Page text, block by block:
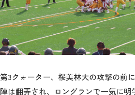
第3クォーター、桜美林大の攻撃の前
陣は翻弄され、ロングランで一気に明